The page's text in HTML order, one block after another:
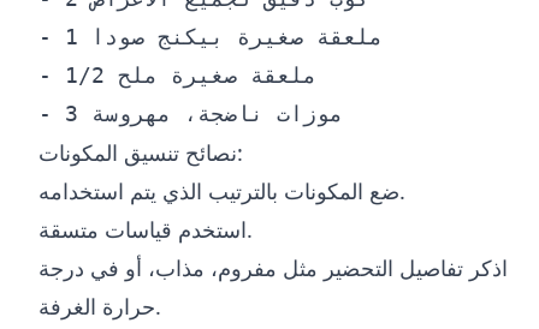
- 1 ملعقة صغيرة بيكنج صودا
- 1/2 ملعقة صغيرة ملح
نصائح تنسيق المكونات:
ضع المكونات بالترتيب الذي يتم استخدامه.
استخدم قياسات متسقة.
اذكر تفاصيل التحضير مثل مفروم، مذاب، أو في درجة
حرارة الغرفة.